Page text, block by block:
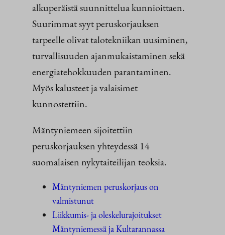
alkuperäistä suunnittelua kunnioittaen.
Suurimmat syyt peruskorjauksen
tarpeelle olivat talotekniikan uusiminen,
turvallisuuden ajanmukaistaminen sekä
energiatehokkuuden parantaminen.
Myös kalusteet ja valaisimet
kunnostettiin.
Mäntyniemeen sijoitettiin
peruskorjauksen yhteydessä 14
suomalaisen nykytaiteilijan teoksia.
Mäntyniemen peruskorjaus on
valmistunut
Liikkumis- ja oleskelurajoitukset
Mäntyniemessä ja Kultarannassa